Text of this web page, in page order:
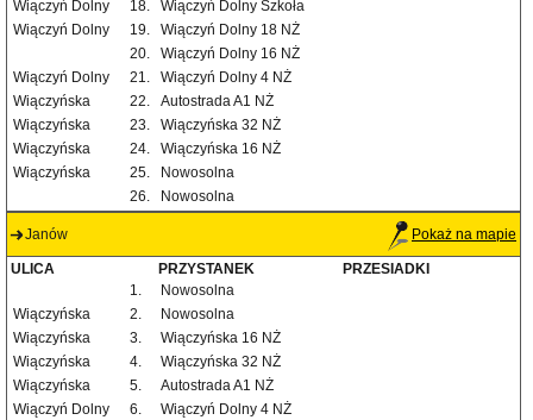
Wiączyń Dolny
18.
Wiączyń Dolny Szkoła
Wiączyń Dolny
19.
Wiączyń Dolny 18 NŻ
20.
Wiączyń Dolny 16 NŻ
Wiączyń Dolny
21.
Wiączyń Dolny 4 NŻ
Wiączyńska
22.
Autostrada A1 NŻ
Wiączyńska
23.
Wiączyńska 32 NŻ
Wiączyńska
24.
Wiączyńska 16 NŻ
Wiączyńska
25.
Nowosolna
26.
Nowosolna
Janów Pokaż na mapie
ULICA PRZYSTANEK
PRZESIADKI
1.
Nowosolna
Wiączyńska
2.
Nowosolna
Wiączyńska
3.
Wiączyńska 16 NŻ
Wiączyńska
4.
Wiączyńska 32 NŻ
Wiączyńska
5.
Autostrada A1 NŻ
Wiączyń Dolny
6.
Wiączyń Dolny 4 NŻ